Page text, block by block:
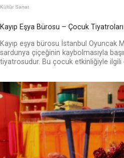
Kültür Sanat
Kayıp Eşya Bürosu – Çocuk Tiyatroları
Kayıp eşya bürosu İstanbul Oyuncak
sardunya çiçeğinin kaybolmasıyla
tiyatrosudur. Bu çocuk etkinliğiyle ilgili